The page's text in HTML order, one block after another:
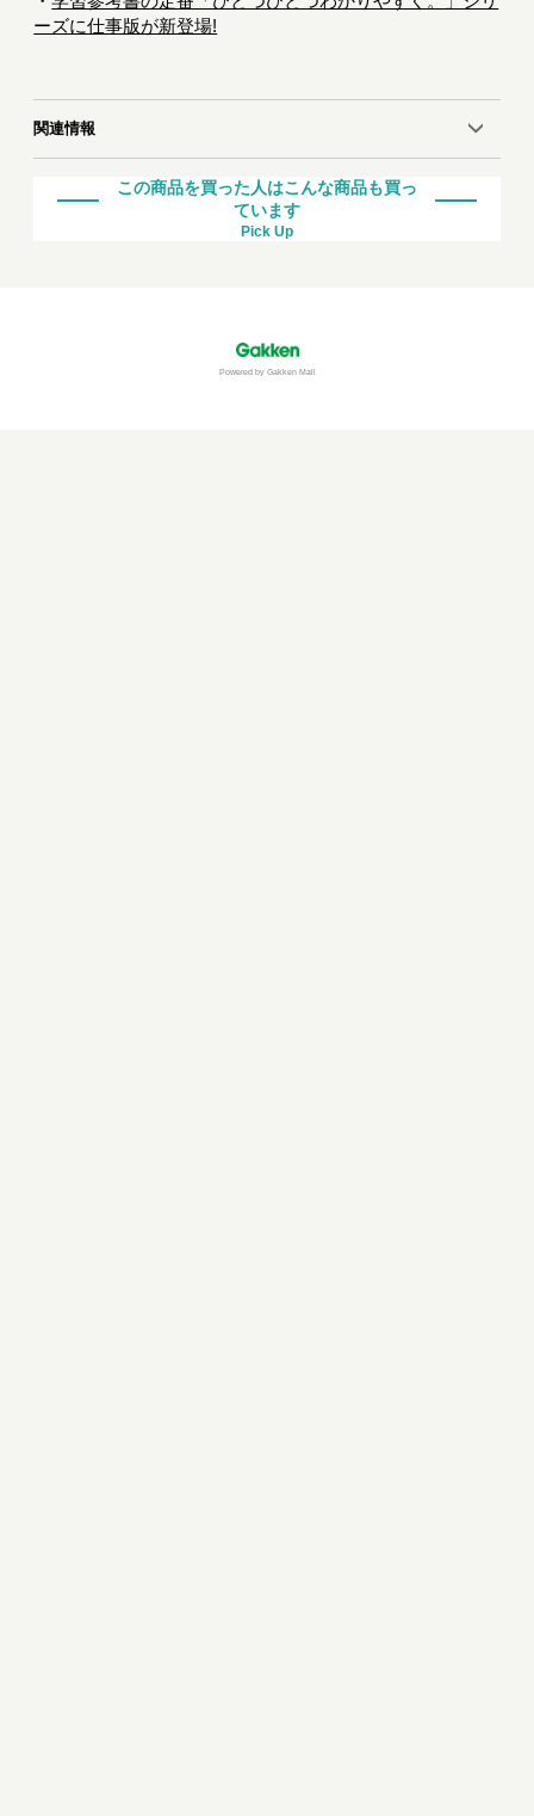
ーズに仕事版が新登場!
関連情報
この商品を買った人はこんな商品も買っ
ています
Pick Up
Powered by Gakken Mall